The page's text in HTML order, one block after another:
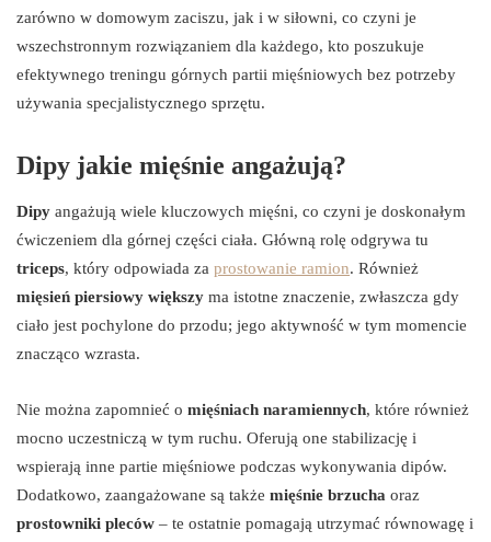
zarówno w domowym zaciszu, jak i w siłowni, co czyni je
wszechstronnym rozwiązaniem dla każdego, kto poszukuje
efektywnego treningu górnych partii mięśniowych bez potrzeby
używania specjalistycznego sprzętu.
Dipy jakie mięśnie angażują?
Dipy angażują wiele kluczowych mięśni, co czyni je doskonałym
ćwiczeniem dla górnej części ciała. Główną rolę odgrywa tu
triceps, który odpowiada za prostowanie ramion. Również
mięsień piersiowy większy ma istotne znaczenie, zwłaszcza gdy
ciało jest pochylone do przodu; jego aktywność w tym momencie
znacząco wzrasta.
Nie można zapomnieć o mięśniach naramiennych, które również
mocno uczestniczą w tym ruchu. Oferują one stabilizację i
wspierają inne partie mięśniowe podczas wykonywania dipów.
Dodatkowo, zaangażowane są także mięśnie brzucha oraz
prostowniki pleców – te ostatnie pomagają utrzymać równowagę i